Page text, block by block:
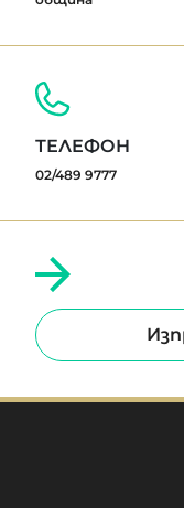
ТЕЛЕФОН
02/489 9777